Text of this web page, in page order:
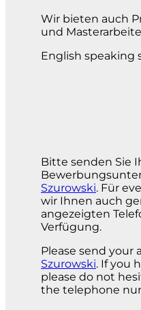
Wir bieten auch
und
English speaking
Bitte senden Sie
Szurowski. Für
wir Ihnen auch
angezeigten
Verfügung.
Please send your
Szurowski. If you
please do not
the telephone